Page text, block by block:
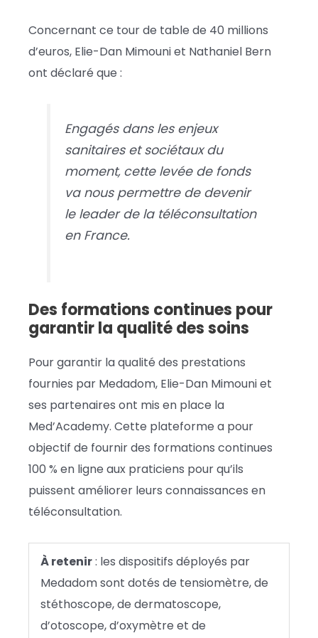
Concernant ce tour de table de 40 millions
d’euros, Elie-Dan Mimouni et Nathaniel Bern
ont déclaré que :
Engagés dans les enjeux
sanitaires et sociétaux du
moment, cette levée de fonds
va nous permettre de devenir
le leader de la téléconsultation
en France.
Des formations continues pour
garantir la qualité des soins
Pour garantir la qualité des prestations
fournies par Medadom, Elie-Dan Mimouni et
ses partenaires ont mis en place la
Med’Academy. Cette plateforme a pour
objectif de fournir des formations continues
100 % en ligne aux praticiens pour qu’ils
puissent améliorer leurs connaissances en
téléconsultation.
À retenir: les dispositifs déployés par
Medadom sont dotés de tensiomètre, de
stéthoscope, de dermatoscope,
d’otoscope, d’oxymètre et de